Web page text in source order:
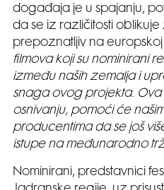
događaja je u spajanju,
da se iz različitosti oblikuje
prepoznatljiv na europskoj
filmova koji su nominirani
između naših zemalja i
snaga ovog projekta.
osnivanju, pomoći će
producentima da se još
istupe na međunarodno
Nominirani, predstavnici